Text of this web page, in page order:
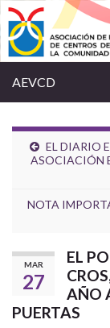
AEVCD
EL DIARIO
ASOCIACIÓN
NOTA
MAR
27
EL
AÑO
PUERTAS